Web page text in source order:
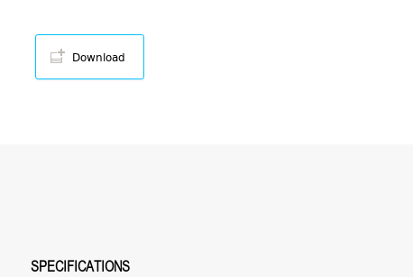
Download
SPECIFICATIONS